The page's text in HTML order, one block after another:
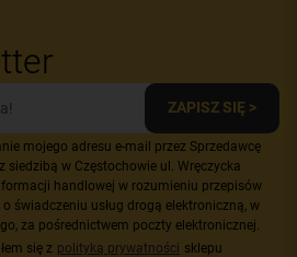
ZAPISZ SIĘ >
mojego adresu e-mail przez Sprzedawcę
siedzibą w Częstochowie ul. Wręczycka
handlowej w rozumieniu przepisów
świadczeniu usług drogą elektroniczną, w
za pośrednictwem poczty elektronicznej.
się z polityką prywatności sklepu